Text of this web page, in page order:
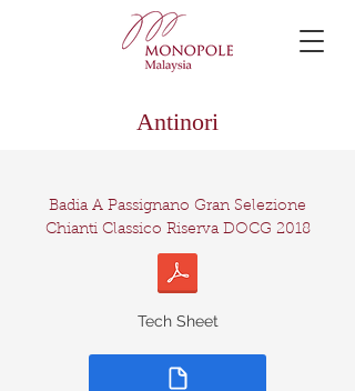
Antinori
Badia A Passignano Gran Selezione
Chianti Classico Riserva DOCG 2018
Tech Sheet